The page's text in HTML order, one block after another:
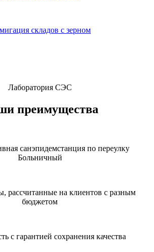
складов с зерном
Лаборатория СЭС
преимущества
санэпидемстанция по переулку
Больничный
рассчитанные на клиентов с разным
бюджетом
с гарантией сохранения качества